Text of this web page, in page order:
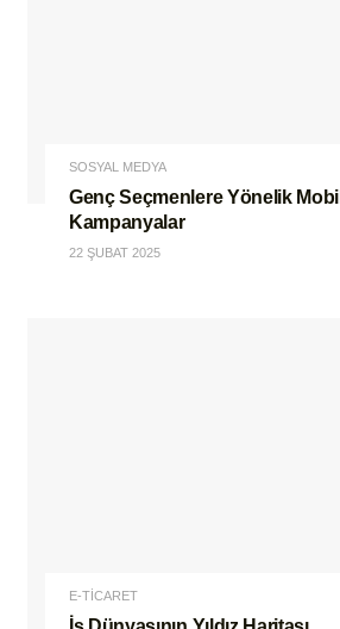
SOSYAL MEDYA
Genç Seçmenlere Yönelik Mobil
Kampanyalar
22 ŞUBAT 2025
E-TİCARET